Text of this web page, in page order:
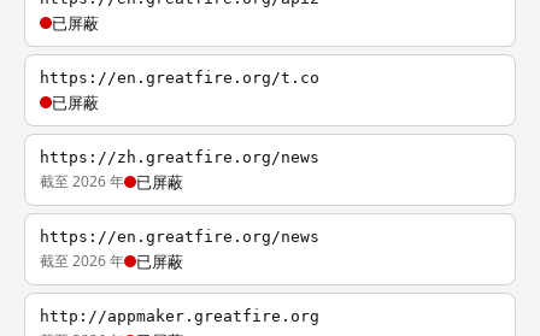
已屏蔽
https://en.greatfire.org/t.co
已屏蔽
https://zh.greatfire.org/news
截至 2026 年 已屏蔽
https://en.greatfire.org/news
截至 2026 年 已屏蔽
http://appmaker.greatfire.org